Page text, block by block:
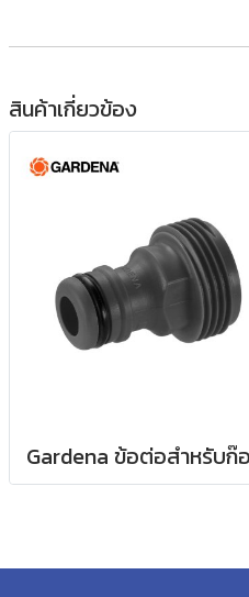
สินค้าเกี่ยวข้อง